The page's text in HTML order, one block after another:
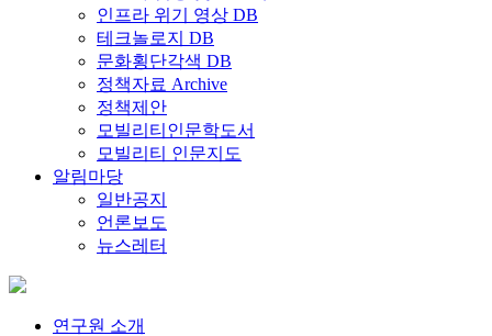
인프라 위기 영상 DB
테크놀로지 DB
문화횡단각색 DB
정책자료 Archive
정책제안
모빌리티인문학도서
모빌리티 인문지도
알림마당
일반공지
언론보도
뉴스레터
연구원 소개